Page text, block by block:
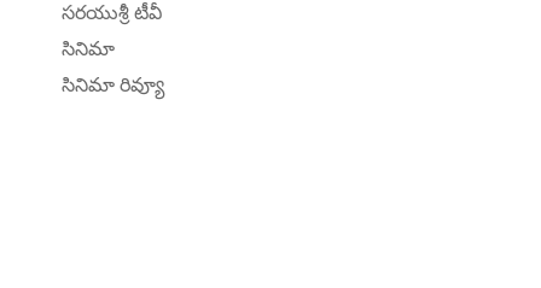
సరయుశ్రీ టీవీ
సినిమా
సినిమా రివ్యూ